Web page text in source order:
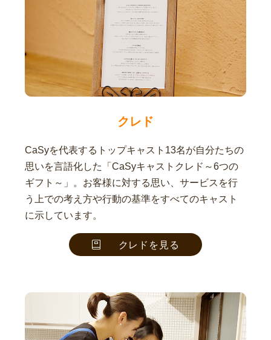
クレド
CaSyを代表するトップキャスト13名が自分たちの
思いを言語化した「CaSyキャストクレド～6つの
ギフト～」。お客様に対する思い、サービスを行
う上での考え方や行動の基準をすべてのキャスト
に示しています。
クレドを見る